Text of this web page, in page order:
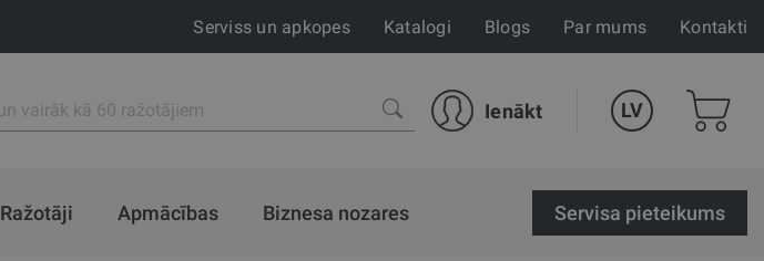
Serviss un apkopes Katalogi Blogs Par mums Kontakti
Ienākt LV
Ražotāji Apmācības Biznesa nozares Servisa pieteikums